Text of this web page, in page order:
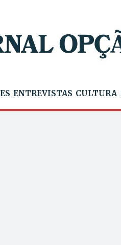
ENTREVISTAS CULTURA